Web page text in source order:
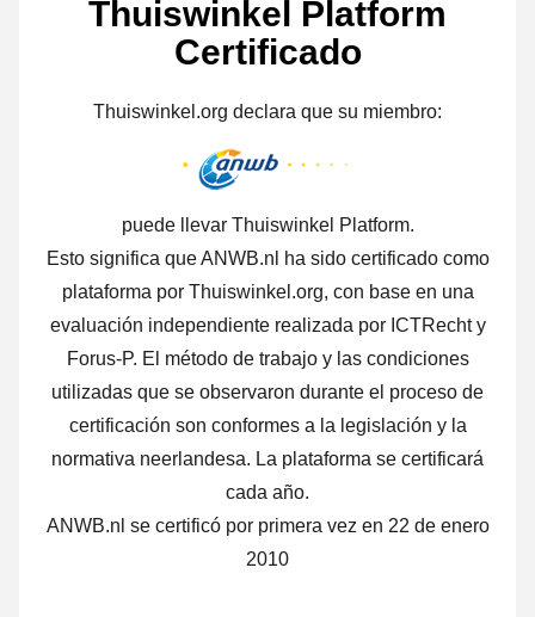
Thuiswinkel Platform
Certificado
Thuiswinkel.org declara que su miembro:
puede llevar Thuiswinkel Platform.
Esto significa que ANWB.nl ha sido certificado como
plataforma por Thuiswinkel.org, con base en una
evaluación independiente realizada por ICTRecht y
Forus-P. El método de trabajo y las condiciones
utilizadas que se observaron durante el proceso de
certificación son conformes a la legislación y la
normativa neerlandesa. La plataforma se certificará
cada año.
ANWB.nl se certificó por primera vez en 22 de enero
2010